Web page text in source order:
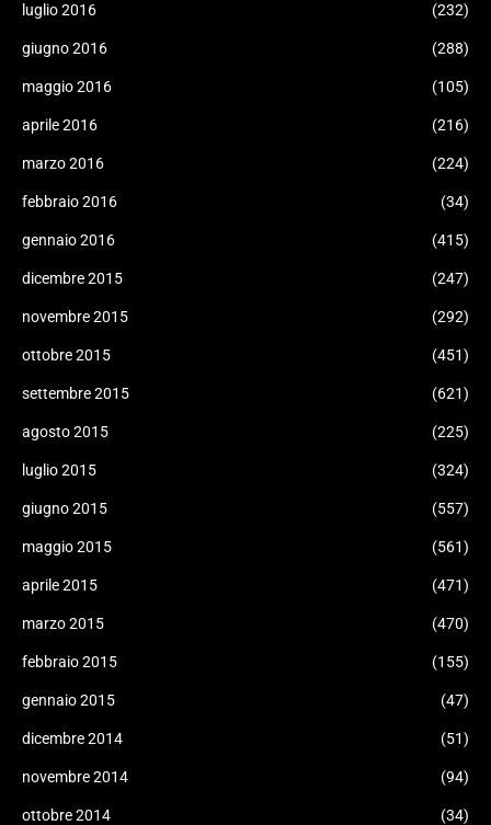
luglio 2016 (232)
giugno 2016 (288)
maggio 2016 (105)
aprile 2016 (216)
marzo 2016 (224)
febbraio 2016 (34)
gennaio 2016 (415)
dicembre 2015 (247)
novembre 2015 (292)
ottobre 2015 (451)
settembre 2015 (621)
agosto 2015 (225)
luglio 2015 (324)
giugno 2015 (557)
maggio 2015 (561)
aprile 2015 (471)
marzo 2015 (470)
febbraio 2015 (155)
gennaio 2015 (47)
dicembre 2014 (51)
novembre 2014 (94)
ottobre 2014 (34)